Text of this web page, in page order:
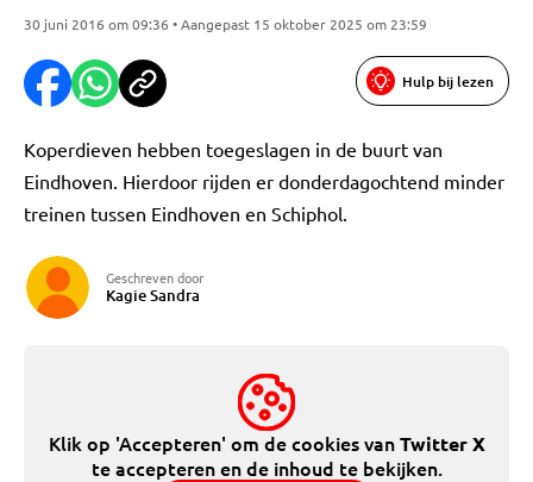
30 juni 2016 om 09:36 • Aangepast 15 oktober 2025 om 23:59
Hulp bij lezen
Koperdieven hebben toegeslagen in de buurt van
Eindhoven. Hierdoor rijden er donderdagochtend minder
treinen tussen Eindhoven en Schiphol.
Geschreven door
Kagie Sandra
Klik op 'Accepteren' om de cookies vanTwitter X
te accepteren en de inhoud te bekijken.